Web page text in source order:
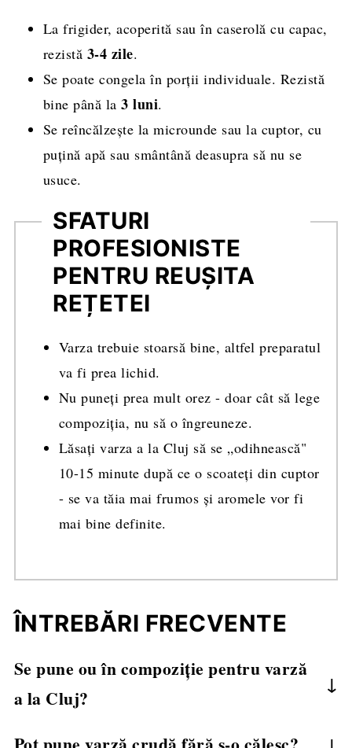
La frigider, acoperită sau în caserolă cu capac,
rezistă 3-4 zile.
Se poate congela în porții individuale. Rezistă
bine până la3 luni.
Se reîncălzește la microunde sau la cuptor, cu
puțină apă sau smântână deasupra să nu se
usuce.
SFATURI
PROFESIONISTE
PENTRU REUȘITA
REȚETEI
Varza trebuie stoarsă bine, altfel preparatul
va fi prea lichid.
Nu puneți prea mult orez - doar cât să lege
compoziția, nu să o îngreuneze.
Lăsați varza a la Cluj să se „odihnească"
10-15 minute după ce o scoateți din cuptor
- se va tăia mai frumos și aromele vor fi
mai bine definite.
ÎNTREBĂRI FRECVENTE
Se pune ou în compoziție pentru varză
a la Cluj?